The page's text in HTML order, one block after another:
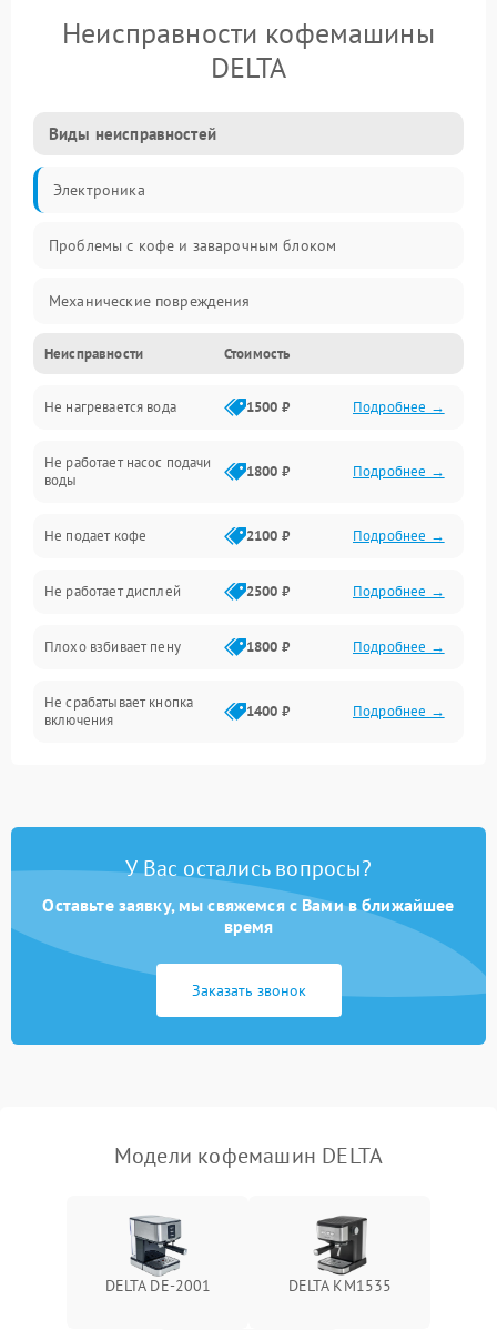
Неисправности кофемашины
DELTA
Виды неисправностей
Электроника
Проблемы с кофе и заварочным блоком
Механические повреждения
Прочие неисправности
Включение и работа
Проблемы с водой
Проблемы с капучинатором и паром
Управление и электроника
Программное обеспечение
Неисправности Стоимость
Не нагревается вода 1500 ₽ Подробнее →
Не работает насос подачи
воды
1800 ₽ Подробнее →
Не подает кофе 2100 ₽ Подробнее →
Не работает дисплей 2500 ₽ Подробнее →
Плохо взбивает пену 1800 ₽ Подробнее →
Не срабатывает кнопка
включения
1400 ₽ Подробнее →
Постоянные сбои в работе 1500 ₽ Подробнее →
У Вас остались вопросы?
Оставьте заявку, мы свяжемся с Вами в ближайшее
время
Заказать звонок
Модели кофемашин DELTA
DELTA DE-2001 DELTA KM1535